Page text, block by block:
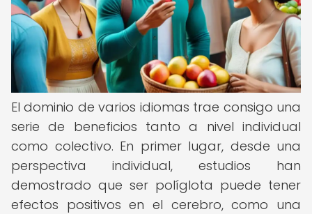
El dominio de varios idiomas trae consigo una
serie de beneficios tanto a nivel individual
como colectivo. En primer lugar, desde una
perspectiva individual, estudios han
demostrado que ser políglota puede tener
efectos positivos en el cerebro, como una